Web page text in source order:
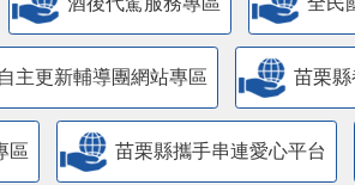
主更新輔導團網站專區 苗栗
區 苗栗縣攜手串連愛心平台